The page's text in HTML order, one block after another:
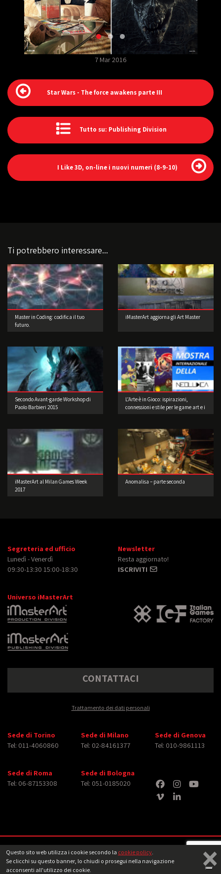
Questo sito web utilizza i cookie secondo la cookie policy.
Se clicchi su questo banner, lo chiudi o prosegui nella navigazione
acconsenti all'utilizzo dei cookie.
×
7 Mar 2016
Star Wars - The force awakens parte III
Tutto su: Publishing Division
I Like 3D, on-line i nuovi numeri (8-9-10)
Ti potrebbero interessare...
Master in Coding: codifica il tuo
futuro.
iMasterArt aggiorna gli Art Master
Secondo Avant-garde Workshop di
Paolo Barbieri 2015
L’Arte è in Gioco: ispirazioni,
connessioni e stile per le game art e i
iMasterArt al Milan Games Week
2017
Anomalisa – parte seconda
Segreteria ed ufficio
Lunedì - Venerdì
09:30-13:30 15:00-18:30
Newsletter
Resta aggiornato!
ISCRIVITI
Universo iMasterArt
CONTATTACI
Trattamento dei dati personali
Sede di Torino
Tel: 011-4060860
Sede di Milano
Tel: 02-84161377
Sede di Genova
Tel: 010-9861113
Sede di Roma
Tel: 06-87153308
Sede di Bologna
Tel: 051-0185020
Copyright © 2026 iMasterArt S.r.l. ‐ All rights reserved. Tutti i diritti relativi ad
immagini e video pubblicati sono dei rispettiviaventi diritto Note legali